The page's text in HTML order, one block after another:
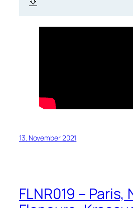
13. November 2021
FLNR019 – Paris,